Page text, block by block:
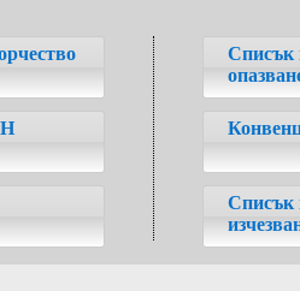
Списък
Списък